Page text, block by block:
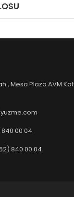
Mesa Plaza AVM
00 04
840 00 04